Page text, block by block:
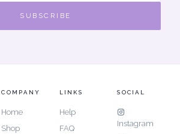
SUBSCRIBE
COMPANY
Home
Shop
LINKS
Help
FAQ
SOCIAL
Instagram